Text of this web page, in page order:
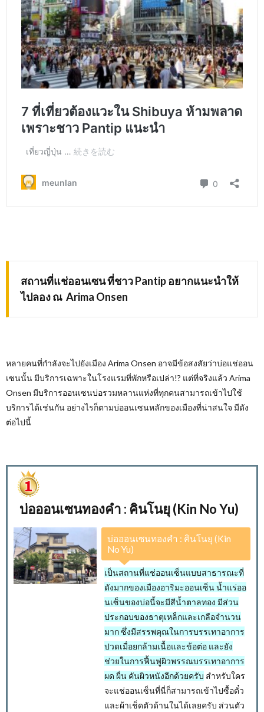
สถานที่แช่ออนเซน ที่ชาวPantipอยากแนะนำให้
ไปลอง ณ Arima Onsen
หลายคนที่กำลังจะไปยังเมือง Arima Onsen อาจมีข้อสงสัยว่าบ่อแช่ออน
เซนนั้น มีบริการเฉพาะในโรงแรมที่พักหรือเปล่า!? แต่ที่จริงแล้ว Arima
Onsen มีบริการออนเซนบ่อรวมหลานแห่งที่ทุกคนสามารถเข้าไปใช้
บริการได้เช่นกัน อย่างไรก็ตามบ่ออนเซนหลักของเมืองที่น่าสนใจ มีดัง
ต่อไปนี้
บ่อออนเซนทองคำ : คินโนยุ (Kin No Yu)
บ่อออนเซนทองคำ : คินโนยุ (Kin
No Yu)
เป็นสถานที่แช่ออนเซ็นแบบสาธารณะที่
ดังมากของเมืองอาริมะออนเซ็น น้ำแร่ออ
นเซ็นของบ่อนี้จะมีสีน้ำตาลทอง มีส่วน
ประกอบของธาตุเหล็กและเกลือจำนวน
มาก ซึ่งมีสรรพคุณในการบรรเทาอาการ
ปวดเมื่อยกล้ามเนื้อและข้อต่อ และยัง
ช่วยในการฟื้นฟูผิวพรรณบรรเทาอาการ
ผด ผื่น คันผิวหนังอีกด้วยครับ สำหรับใคร
จะแช่ออนเซ็นที่นี่ก็สามารถเข้าไปซื้อตั๋ว
และผ้าเช็ดตัวด้านในได้เลยครับ ส่วนตัว